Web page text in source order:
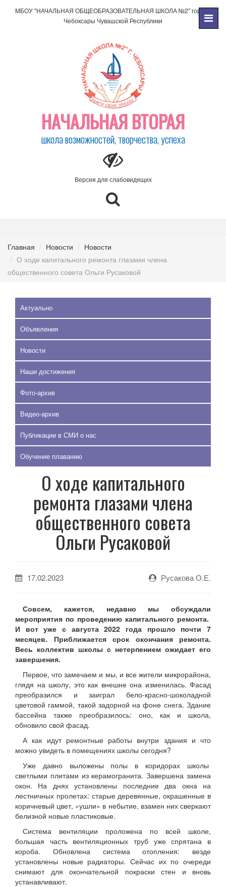
МБОУ "НАЧАЛЬНАЯ ОБЩЕОБРАЗОВАТЕЛЬНАЯ ШКОЛА №2" города
Чебоксары Чувашской Республики
НАЧАЛЬНАЯ ВТОРАЯ
школа возможностей, творчества, успеха
Версия для слабовидящих
Главная Новости
Новости
О ходе капитального ремонта глазами члена
общественного совета Ольги Русаковой
Актуально
Объявления
Новости
Наши достижения
Фото-архив
Видео-архив
Публикации в СМИ о нас
Обучение плаванию
О ходе капитального
ремонта глазами члена
общественного совета
Ольги Русаковой
17.02.2023 Русакова О.Е.
Совсем, кажется, недавно мы обсуждали
мероприятия по проведению капитального ремонта.
И вот уже с августа 2022 года прошло почти 7
месяцев. Приближается срок окончания ремонта.
Весь коллектив школы с нетерпением ожидает его
завершения.
Первое, что замечаем и мы, и все жители микрорайона,
глядя на школу, это как внешне она изменилась. Фасад
преобразился и заиграл бело-красно-шоколадной
цветовой гаммой, такой задорной на фоне снега. Здание
бассейна также преобразилось: оно, как и школа,
обновило свой фасад.
А как идут ремонтные работы внутри здания и что
можно увидеть в помещениях школы сегодня?
Уже давно выложены полы в коридорах школы
светлыми плитами из керамогранита. Завершена замена
окон. На днях установлены последние два окна на
лестничных пролетах: старые деревянные, окрашенные в
коричневый цвет, «ушли» в небытие, взамен них сверкают
белизной новые пластиковые.
Система вентиляции проложена по всей школе,
большая часть вентиляционных труб уже спрятана в
короба. Обновлена система отопления: везде
установлены новые радиаторы. Сейчас их по очереди
снимают для окончательной покраски стен и вновь
устанавливают.